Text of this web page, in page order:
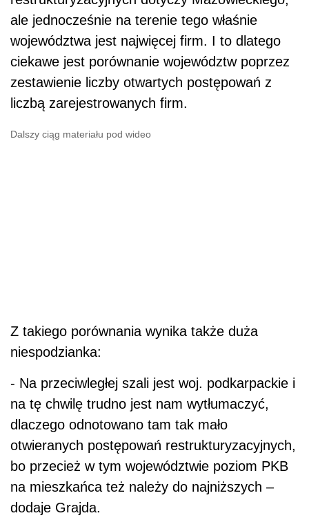
ale jednocześnie na terenie tego właśnie
województwa jest najwięcej firm. I to dlatego
ciekawe jest porównanie województw poprzez
zestawienie liczby otwartych postępowań z
liczbą zarejestrowanych firm.
Dalszy ciąg materiału pod wideo
Z takiego porównania wynika także duża
niespodzianka:
- Na przeciwległej szali jest woj. podkarpackie i
na tę chwilę trudno jest nam wytłumaczyć,
dlaczego odnotowano tam tak mało
otwieranych postępowań restrukturyzacyjnych,
bo przecież w tym województwie poziom PKB
na mieszkańca też należy do najniższych –
dodaje Grajda.